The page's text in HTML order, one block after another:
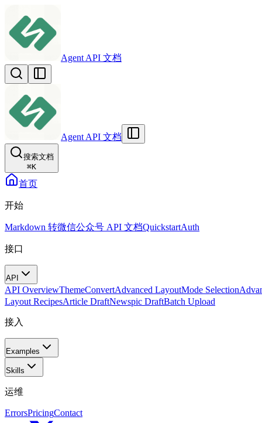
Agent API 文档
Agent API 文档
搜索文档
⌘K
首页
开始
Markdown 转微信公众号 API 文档QuickstartAuth
接口
API
API OverviewThemeConvertAdvanced LayoutMode Selection
Layout RecipesArticle DraftNewspic DraftBatch Upload
接入
Examples
Skills
运维
ErrorsPricingContact